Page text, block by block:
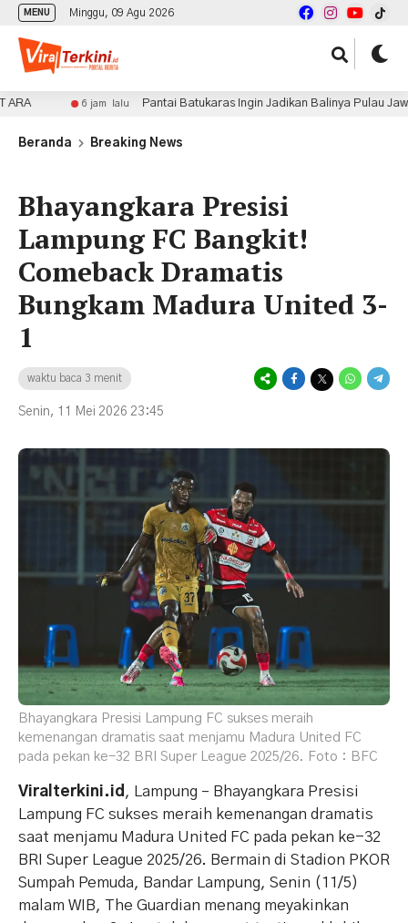
MENU Minggu, 09 Agu 2026
6 jam lalu Pantai Batukaras Ingin Jadikan Balinya Pulau Jawa
Beranda Breaking News
Bhayangkara Presisi
Lampung FC Bangkit!
Comeback Dramatis
Bungkam Madura United 3-
1
waktu baca 3 menit
Senin, 11 Mei 2026 23:45
Bhayangkara Presisi Lampung FC sukses meraih
kemenangan dramatis saat menjamu Madura United FC
pada pekan ke-32 BRI Super League 2025/26. Foto : BFC
Viralterkini.id , Lampung – Bhayangkara Presisi
Lampung FC sukses meraih kemenangan dramatis
saat menjamu Madura United FC pada pekan ke-32
BRI Super League 2025/26. Bermain di Stadion PKOR
Sumpah Pemuda, Bandar Lampung, Senin (11/5)
malam WIB, The Guardian menang meyakinkan